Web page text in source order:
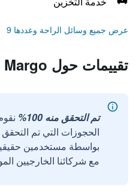
عرض جميع وسائل الراحة وعددها 9
تقييمات حول Villa Margo
تم التحقق منه 100%
الحجوزات التي تم
مع شركائنا الخارجيين